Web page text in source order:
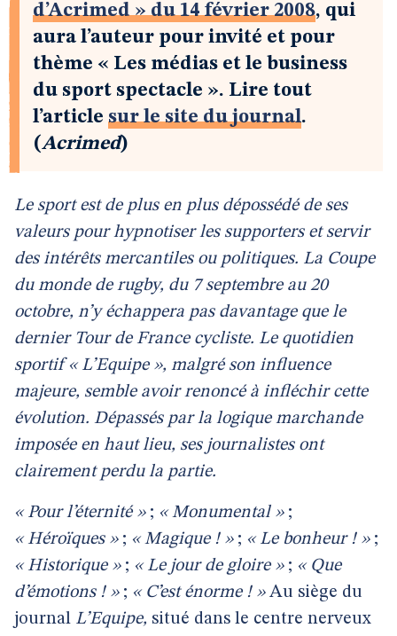
d’Acrimed » du 14 février 2008, qui
aura l’auteur pour invité et pour
thème « Les médias et le business
du sport spectacle ». Lire tout
l’article sur le site du journal.
(Acrimed)
Le sport est de plus en plus dépossédé de ses
valeurs pour hypnotiser les supporters et servir
des intérêts mercantiles ou politiques. La Coupe
du monde de rugby, du 7 septembre au 20
octobre, n’y échappera pas davantage que le
dernier Tour de France cycliste. Le quotidien
sportif « L’Equipe », malgré son influence
majeure, semble avoir renoncé à infléchir cette
évolution. Dépassés par la logique marchande
imposée en haut lieu, ses journalistes ont
clairement perdu la partie.
« Pour l’éternité »; « Monumental »;
« Héroïques »; « Magique ! »; « Le bonheur ! »;
« Historique »; « Le jour de gloire »; « Que
d’émotions ! »; « C’est énorme ! »Au siège du
journal L’Equipe, situé dans le centre nerveux